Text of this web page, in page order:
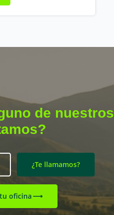
de nuestros
¿Te llamamos?
oficina